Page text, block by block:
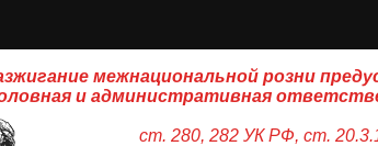
межнациональной розни
и административная
ст. 280, 282 УК РФ, ст.